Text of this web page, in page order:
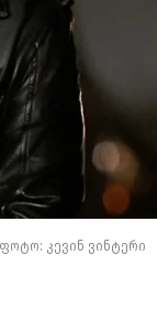
კევინ ვინტერი